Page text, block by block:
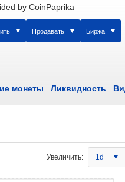
by CoinPaprika
Продавать Биржа
монеты Ликвидность
Увеличить: 1d